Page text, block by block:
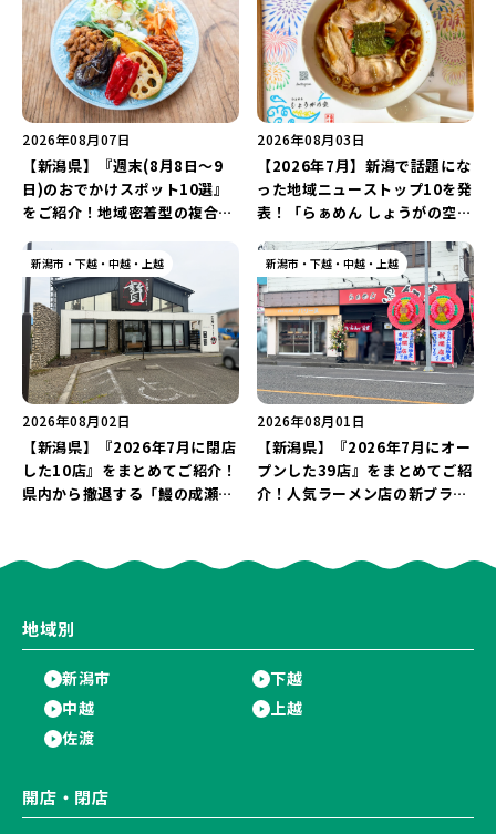
2026年08月07日
【新潟県】『週末(8月8日～9
日)のおでかけスポット10選』
をご紹介！地域密着型の複合施
ナ丸大新潟のサマーフェスタ
2026」がおすすめ♪
2026年08月03日
【2026年7月】新潟で話題にな
った地域ニューストップ10を発
表！「らぁめん しょうがの空」
閉店の注目記事をランキングで
ご紹介♪
新潟市・下越・中越・上越
2026年08月02日
【新潟県】『2026年7月に閉店
した10店』をまとめてご紹介！
県内から撤退する「鰻の成瀬」
新潟市・下越・中越・上越
2026年08月01日
【新潟県】『2026年7月にオー
プンした39店』をまとめてご紹
介！人気ラーメン店の新ブラン
くさん♪
地域別
新潟市
下越
中越
上越
佐渡
開店・閉店